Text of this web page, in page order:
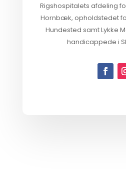
Rigshospitalets afdeling
Hornbæk, opholdstedet
Hundested samt Lykke
handicappede i